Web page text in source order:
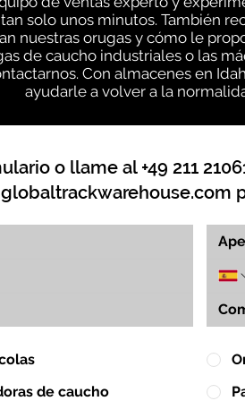
solo unos minutos. También
nuestras orugas y cómo le
de caucho industriales o las
Con almacenes en
ayudarle a volver a la
o llame al +49 211
de caucho